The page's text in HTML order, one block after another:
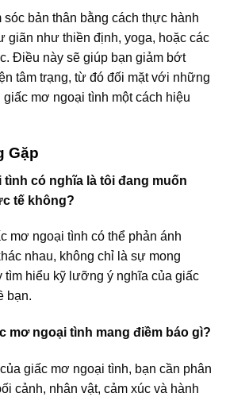
bản thân bằng cách thực hành
giãn như thiền định, yoga, hoặc các
Điều này sẽ giúp bạn giảm bớt
tâm trạng, từ đó đối mặt với những
mơ ngoại tình một cách hiệu
Gặp
tình có nghĩa là tôi đang muốn
tế không?
mơ ngoại tình có thể phản ánh
nhau, không chỉ là sự mong
tìm hiểu kỹ lưỡng ý nghĩa của giấc
bạn.
mơ ngoại tình mang điềm báo gì?
giấc mơ ngoại tình, bạn cần phân
cảnh, nhân vật, cảm xúc và hành